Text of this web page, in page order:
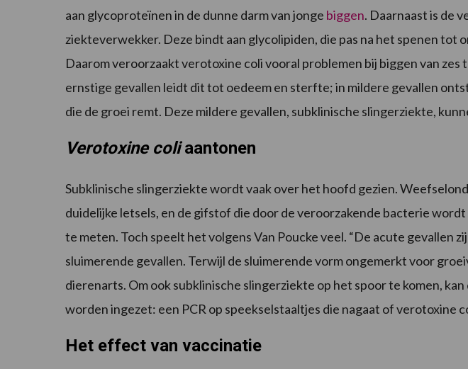
aan glycoproteïnen in de dunne darm van jonge biggen. Daarnaast is de
ziekteverwekker. Deze bindt aan glycolipiden, die pas na het spenen tot
Daarom veroorzaakt verotoxine coli vooral problemen bij biggen van zes
ernstige gevallen leidt dit tot oedeem en sterfte; in mildere gevallen
die de groei remt. Deze mildere gevallen, subklinische slingerziekte,
Verotoxine coliaantonen
Subklinische slingerziekte wordt vaak over het hoofd gezien.
duidelijke letsels, en de gifstof die door de veroorzakende bacterie
te meten. Toch speelt het volgens Van Poucke veel. “De acute gevallen
sluimerende gevallen. Terwijl de sluimerende vorm ongemerkt voor
dierenarts. Om ook subklinische slingerziekte op het spoor te komen,
worden ingezet: een PCR op speekselstaaltjes die nagaat of verotoxine
Het effect van vaccinatie